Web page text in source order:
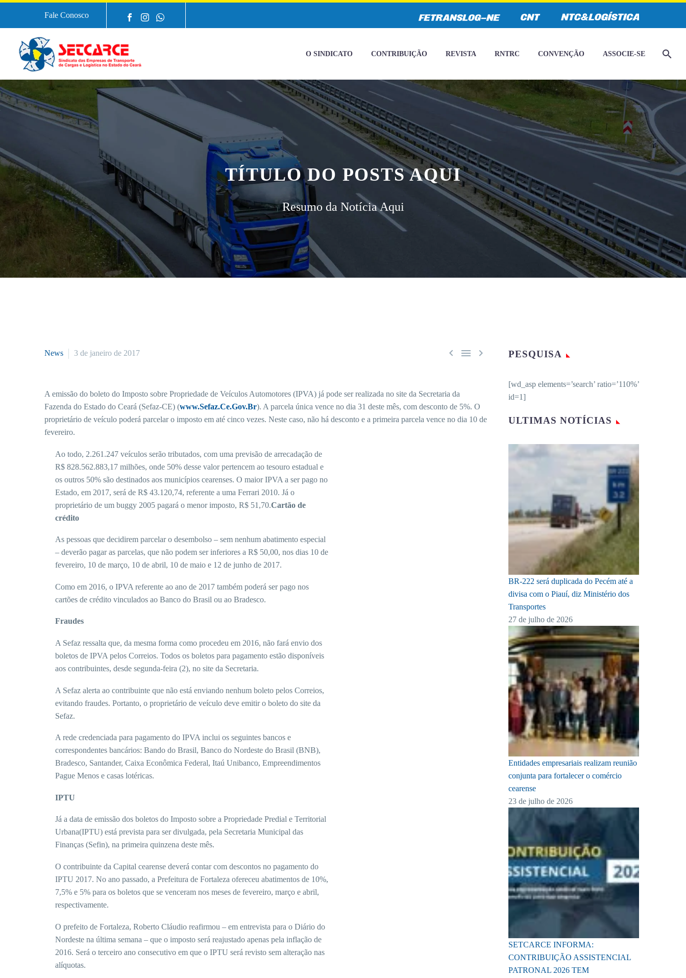
Fale Conosco
O SINDICATO CONTRIBUIÇÃO REVISTA RNTRC CONVENÇÃO ASSOCIE-SE
TÍTULO DO POSTS AQUI
Resumo da Notícia Aqui
  
News 3 de janeiro de 2017
A emissão do boleto do Imposto sobre Propriedade de Veículos Automotores (IPVA) já pode ser realizada no site da Secretaria da
Fazenda do Estado do Ceará (Sefaz-CE) (www.Sefaz.Ce.Gov.Br). A parcela única vence no dia 31 deste mês, com desconto de 5%. O
proprietário de veículo poderá parcelar o imposto em até cinco vezes. Neste caso, não há desconto e a primeira parcela vence no dia 10 de
fevereiro.
Ao todo, 2.261.247 veículos serão tributados, com uma previsão de arrecadação de
R$ 828.562.883,17 milhões, onde 50% desse valor pertencem ao tesouro estadual e
os outros 50% são destinados aos municípios cearenses. O maior IPVA a ser pago no
Estado, em 2017, será de R$ 43.120,74, referente a uma Ferrari 2010. Já o
proprietário de um buggy 2005 pagará o menor imposto, R$ 51,70.Cartão de
crédito
As pessoas que decidirem parcelar o desembolso – sem nenhum abatimento especial
– deverão pagar as parcelas, que não podem ser inferiores a R$ 50,00, nos dias 10 de
fevereiro, 10 de março, 10 de abril, 10 de maio e 12 de junho de 2017.
Como em 2016, o IPVA referente ao ano de 2017 também poderá ser pago nos
cartões de crédito vinculados ao Banco do Brasil ou ao Bradesco.
Fraudes
A Sefaz ressalta que, da mesma forma como procedeu em 2016, não fará envio dos
boletos de IPVA pelos Correios. Todos os boletos para pagamento estão disponíveis
aos contribuintes, desde segunda-feira (2), no site da Secretaria.
A Sefaz alerta ao contribuinte que não está enviando nenhum boleto pelos Correios,
evitando fraudes. Portanto, o proprietário de veículo deve emitir o boleto do site da
Sefaz.
A rede credenciada para pagamento do IPVA inclui os seguintes bancos e
correspondentes bancários: Bando do Brasil, Banco do Nordeste do Brasil (BNB),
Bradesco, Santander, Caixa Econômica Federal, Itaú Unibanco, Empreendimentos
Pague Menos e casas lotéricas.
IPTU
Já a data de emissão dos boletos do Imposto sobre a Propriedade Predial e Territorial
Urbana(IPTU) está prevista para ser divulgada, pela Secretaria Municipal das
Finanças (Sefin), na primeira quinzena deste mês.
O contribuinte da Capital cearense deverá contar com descontos no pagamento do
IPTU 2017. No ano passado, a Prefeitura de Fortaleza ofereceu abatimentos de 10%,
7,5% e 5% para os boletos que se venceram nos meses de fevereiro, março e abril,
respectivamente.
O prefeito de Fortaleza, Roberto Cláudio reafirmou – em entrevista para o Diário do
Nordeste na última semana – que o imposto será reajustado apenas pela inflação de
2016. Será o terceiro ano consecutivo em que o IPTU será revisto sem alteração nas
alíquotas.
PESQUISA
[wd_asp elements=’search’ ratio=’110%’
id=1]
ULTIMAS NOTÍCIAS
BR-222 será duplicada do Pecém até a
divisa com o Piauí, diz Ministério dos
Transportes
27 de julho de 2026
Entidades empresariais realizam reunião
conjunta para fortalecer o comércio
cearense
23 de julho de 2026
SETCARCE INFORMA:
CONTRIBUIÇÃO ASSISTENCIAL
PATRONAL 2026 TEM